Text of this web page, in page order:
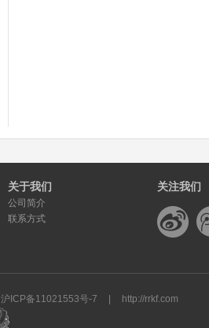
关于我们
公司简介
联系方式
关注我们
沪ICP备11021553号-7 http://rrkf.com